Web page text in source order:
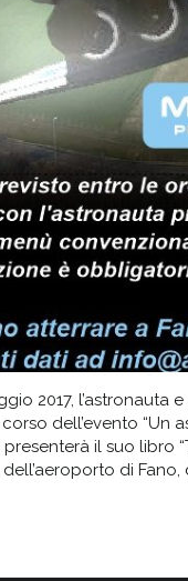
2017,
dell’evento “Un
il suo libro
di Fano,